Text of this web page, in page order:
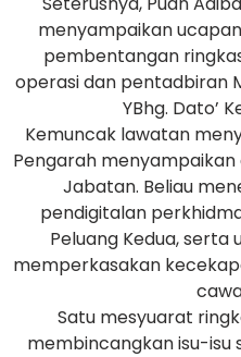
menyampaikan
pembentangan
operasi dan pentadbiran
YBhg. Dato’
Kemuncak lawatan
Pengarah
Jabatan. Beliau
pendigitalan
Peluang Kedua,
memperkasakan
Satu mesyuarat
membincangkan isu-isu